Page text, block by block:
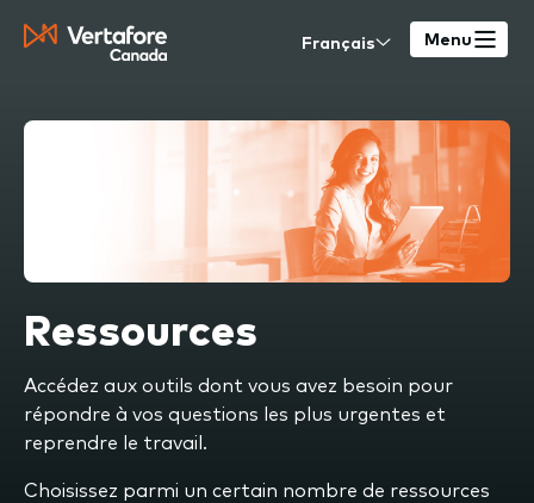
Select
Menu
Ressources
Accédez aux outils dont vous avez besoin pour
répondre à vos questions les plus urgentes et
reprendre le travail.
Choisissez parmi un certain nombre de ressources